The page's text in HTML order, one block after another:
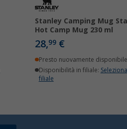
Stanley Camping Mug
Hot Camp Mug 230 ml
28,99 €
Presto nuovamente disponibile
Disponibilità in filiale:
filiale